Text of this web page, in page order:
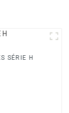
SÉRIE H